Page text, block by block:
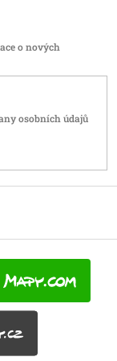
o nových
osobních údajů